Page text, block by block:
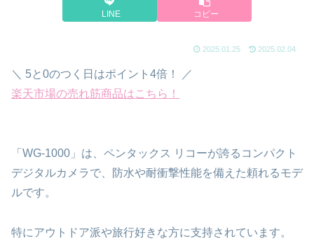
LINE コピー
2025.01.25 2025.02.04
＼ 5と0のつく日はポイント4倍！ ／
楽天市場の売れ筋商品はこちら！
「WG-1000」は、ペンタックス リコーが誇るコンパクト
デジタルカメラで、防水や耐衝撃性能を備えた頼れるモデ
ルです。
特にアウトドア派や旅行好きな方に支持されています。